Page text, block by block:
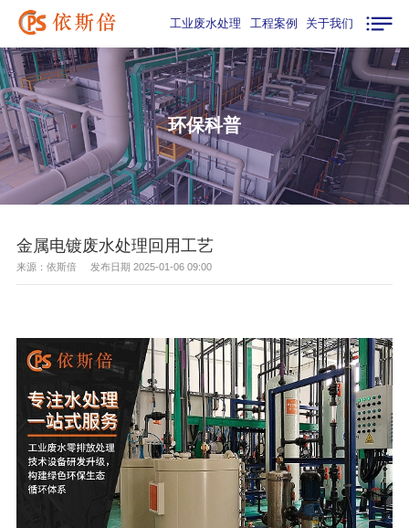
工业废水处理 工程案例 关于我们
环保科普
金属电镀废水处理回用工艺
来源：依斯倍 发布日期 2025-01-06 09:00